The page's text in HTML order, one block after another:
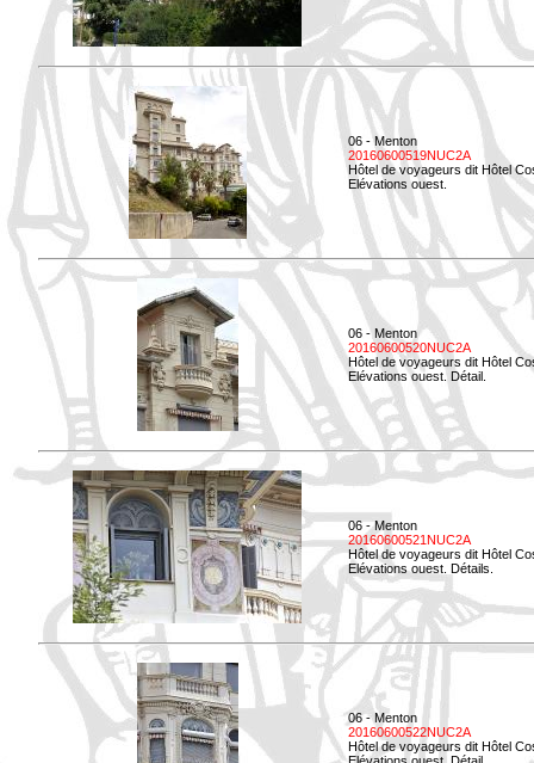
06 - Menton
20160600519NUC2A
Hôtel de voyageurs dit Hôtel
Elévations ouest.
06 - Menton
20160600520NUC2A
Hôtel de voyageurs dit Hôtel
Elévations ouest. Détail.
06 - Menton
20160600521NUC2A
Hôtel de voyageurs dit Hôtel
Elévations ouest. Détails.
06 - Menton
20160600522NUC2A
Hôtel de voyageurs dit Hôtel